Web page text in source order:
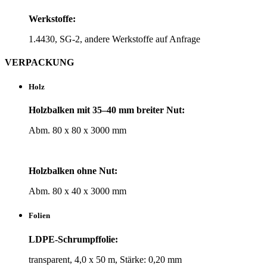
Werk­stoffe:
1.4430, SG‑2, andere Werk­stoffe auf Anfrage
VER­PA­CKUNG
Holz
Holz­balken mit 35–40 mm breiter Nut:
Abm. 80 x 80 x 3000 mm
Holz­balken ohne Nut:
Abm. 80 x 40 x 3000 mm
Folien
LDPE-Schrumpf­folie:
trans­pa­rent, 4,0 x 50 m, Stärke: 0,20 mm